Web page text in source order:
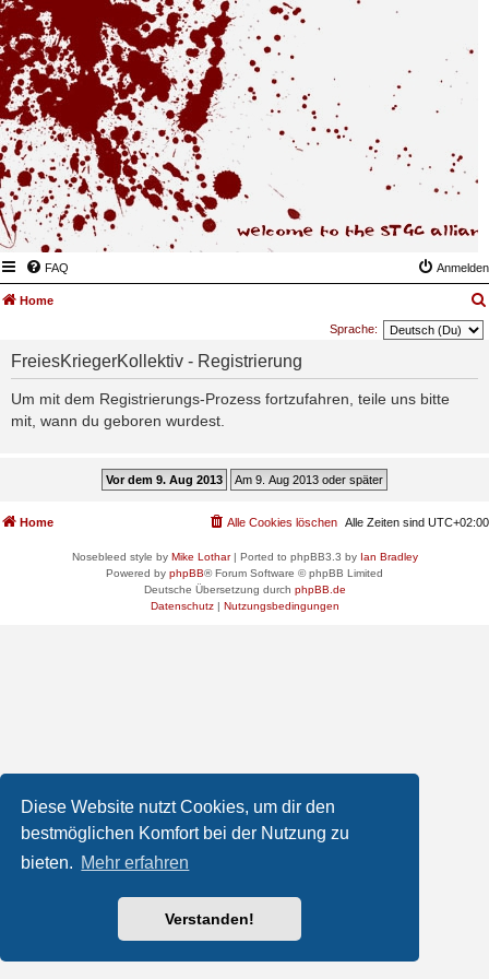
Diese Website nutzt Cookies, um dir den
bestmöglichen Komfort bei der Nutzung zu
bieten. Mehr erfahren
Verstanden!
FAQ Anmelden
Home
Sprache:
FreiesKriegerKollektiv - Registrierung
Um mit dem Registrierungs-Prozess fortzufahren, teile uns bitte
mit, wann du geboren wurdest.
Home Alle Zeiten sind UTC+02:00
Alle Cookies löschen
Nosebleed style by Mike Lothar| Ported to phpBB3.3 by Ian Bradley
Powered by phpBB® Forum Software © phpBB Limited
Deutsche Übersetzung durch phpBB.de
Datenschutz| Nutzungsbedingungen